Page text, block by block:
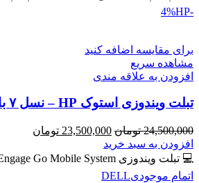
-4%
HP
برای مقایسه اضافه کنید
مشاهده سریع
افزودن به علاقه مندی
تبلت ویندوزی استوک HP – نسل ۷ با صفحه لمسی IPS
24,500,000 تومان قیمت
اصلی
24,500,000 تومان
بود.
23,500,000 تومان
افزودن به سبد خرید
💻 تبلت ویندوزی HP Engage Go Mobile System – صنعتی، مقاوم و حرفه‌ای برای امور روزمره و دانشجویی و فروشگاهی
اتمام موجودیDELL